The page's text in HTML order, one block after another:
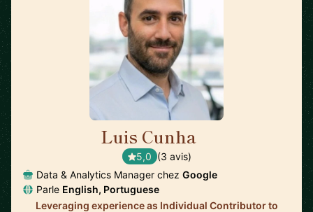
Luis Cunha
5,0 (3 avis)
Data & Analytics Manager chez Google
Parle English, Portuguese
Leveraging experience as Individual Contributor to